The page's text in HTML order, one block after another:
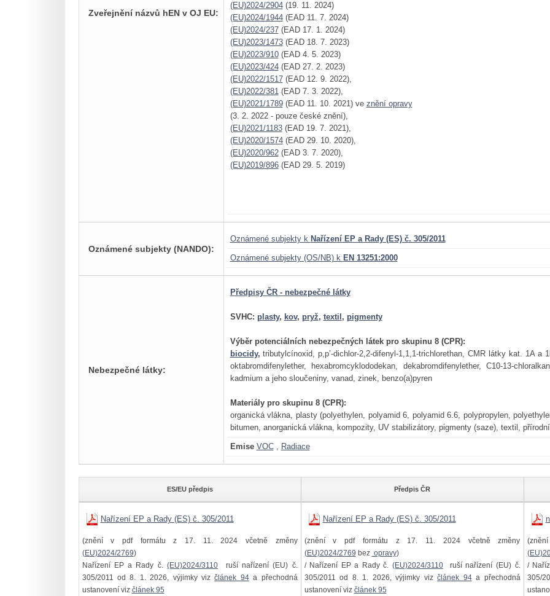
Zveřejnění názvů hEN v OJ EU:
(EU)2024/2904(19. 11. 2024)
(EU)2024/1944(EAD 11. 7. 2024)
(EU)2024/237(EAD 17. 1. 2024)
(EU)2023/1473(EAD 18. 7. 2023)
(EU)2023/910(EAD 4. 5. 2023)
(EU)2023/424(EAD 27. 2. 2023)
(EU)2022/1517(EAD 12. 9. 2022),
(EU)2022/381(EAD 7. 3. 2022),
(EU)2021/1789(EAD 11. 10. 2021) ve znění opravy
(3. 2. 2022 - pouze české znění),
(EU)2021/1183(EAD 19. 7. 2021),
(EU)2020/1574(EAD 29. 10. 2020),
(EU)2020/962(EAD 3. 7. 2020),
(EU)2019/896(EAD 29. 5. 2019)
Oznámené subjekty (NANDO):
Oznámené subjekty k Nařízení EP a Rady (ES) č. 305/2011
Oznámené subjekty (OS/NB) k EN 13251:2000
Nebezpečné látky:
Předpisy ČR - nebezpečné látky
SVHC: plasty, kov, pryž, textil , pigmenty
Výběr potenciálních nebezpečných látek pro skupinu 8 (CPR):
biocidy, tributylcínoxid, p,p’-dichlor-2,2-difenyl-1,1,1-trichlorethan, CMR látky kat. 1A a
oktabromdifenylether, hexabromcyklododekan, dekabromdifenylether, C10-13-
kadmium a jeho sloučeniny, vanad, zinek, benzo(a)pyren
Materiály pro skupinu 8 (CPR):
organická vlákna, plasty (polyethylen, polyamid 6, polyamid 6.6, polypropylen,
bitumen, anorganická vlákna, kompozity, UV stabilizátory, pigmenty (saze), textil,
Emise VOC, Radiace
ES/EU předpis Předpis ČR
Nařízení EP a Rady (ES) č. 305/2011
(znění v pdf formátu z 17. 11. 2024 včetně změny
(EU)2024/2769)
Nařízení EP a Rady č. (EU)2024/3110 ruší nařízení (EU) č.
305/2011 od 8. 1. 2026, výjimky vizčlánek 94a přechodná
ustanovení viz článek 95
Nařízení EP a Rady (ES) č. 305/2011
(znění v pdf formátu z 17. 11. 2024 včetně změny
(EU)2024/2769 bez opravy)
/ Nařízení EP a Rady č. (EU)2024/3110ruší nařízení (EU) č.
305/2011 od 8. 1. 2026, výjimky viz článek 94a přechodná
ustanovení viz článek 95
/
305/